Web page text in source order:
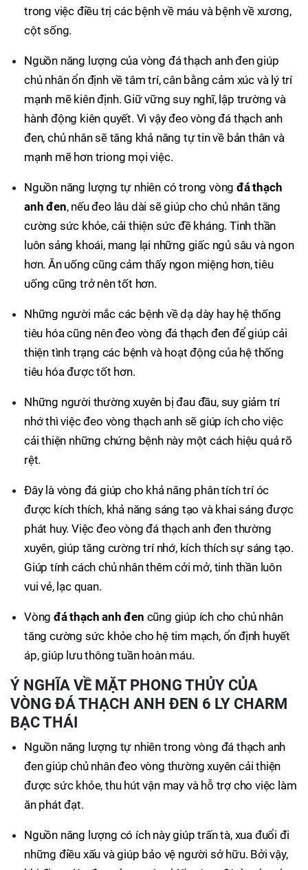
trong việc điều trị các bệnh về máu và bệnh về xương,
cột sống.
Nguồn năng lượng của vòng đá thạch anh đen giúp
chủ nhân ổn định về tâm trí, cân bằng cảm xúc và lý trí
mạnh mẽ kiên định. Giữ vững suy nghĩ, lập trường và
hành động kiên quyết. Vì vậy đeo vòng đá thạch anh
đen, chủ nhân sẽ tăng khả năng tự tin về bản thân và
mạnh mẽ hơn triong mọi việc.
Nguồn năng lượng tự nhiên có trong vòng đá thạch
anh đen, nếu đeo lâu dài sẽ giúp cho chủ nhân tăng
cường sức khỏe, cải thiện sức đề kháng. Tinh thần
luôn sảng khoái, mang lại những giấc ngủ sâu và ngon
hơn. Ăn uống cũng cảm thấy ngon miệng hơn, tiêu
uống cũng trở nên tốt hơn.
Những người mắc các bệnh về dạ dày hay hệ thống
tiêu hóa cũng nên đeo vòng đá thạch đen để giúp cải
thiện tình trạng các bệnh và hoạt động của hệ thống
tiêu hóa được tốt hơn.
Những người thường xuyên bị đau đầu, suy giảm trí
nhớ thì việc đeo vòng thạch anh sẽ giúp ích cho việc
cải thiện những chứng bệnh này một cách hiệu quả rõ
rệt.
Đây là vòng đá giúp cho khả năng phân tích trí óc
được kích thích, khả năng sáng tạo và khai sáng được
phát huy. Việc đeo vòng đá thạch anh đen thường
xuyên, giúp tăng cường trí nhớ, kích thích sự sáng tạo.
Giúp tính cách chủ nhân thêm cởi mở, tinh thần luôn
vui vẻ, lạc quan.
Vòng đá thạch anh đen cũng giúp ích cho chủ nhân
tăng cường sức khỏe cho hệ tim mạch, ổn định huyết
áp, giúp lưu thông tuần hoàn máu.
Ý NGHĨA VỀ MẶT PHONG THỦY CỦA
VÒNG ĐÁ THẠCH ANH ĐEN 6 LY CHARM
BẠC THÁI
Nguồn năng lượng tự nhiên trong vòng đá thạch anh
đen giúp chủ nhân đeo vòng thường xuyên cải thiện
được sức khỏe, thu hút vận may và hỗ trợ cho việc làm
ăn phát đạt.
Nguồn năng lượng có ích này giúp trấn tà, xua đuổi đi
những điều xấu và giúp bảo vệ người sở hữu. Bởi vậy,